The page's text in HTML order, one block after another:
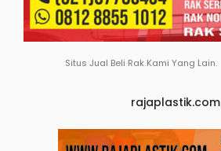
Situs Jual Beli Rak Kami Yang Lain.
rajaplastik.com